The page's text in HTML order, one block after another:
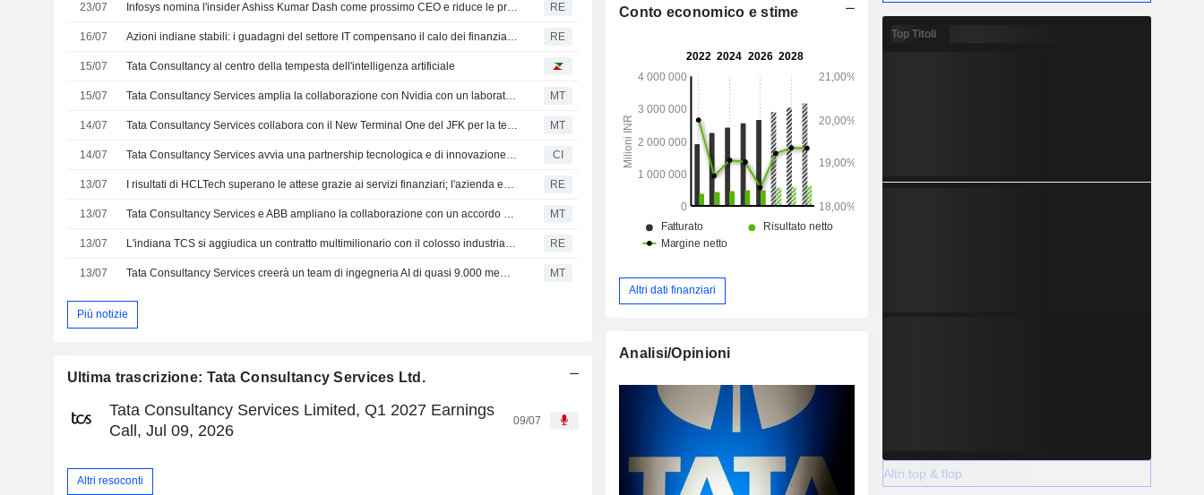
23/07 Infosys nomina l'insider Ashiss Kumar Dash come prossimo CEO e riduce le previsioni di crescita RE
16/07 Azioni indiane stabili: i guadagni del settore IT compensano il calo dei finanziari; pesa la situazione in Medio Oriente RE
15/07 Tata Consultancy al centro della tempesta dell'intelligenza artificiale
15/07 Tata Consultancy Services amplia la collaborazione con Nvidia con un laboratorio di IA a Bangalore MT
14/07 Tata Consultancy Services collabora con il New Terminal One del JFK per la tecnologia aeroportuale MT
14/07 Tata Consultancy Services avvia una partnership tecnologica e di innovazione con il New Terminal One dell'Aeroporto Internazionale John F. Kennedy CI
13/07 I risultati di HCLTech superano le attese grazie ai servizi finanziari; l'azienda entra nel settore dei data center RE
13/07 Tata Consultancy Services e ABB ampliano la collaborazione con un accordo pluriennale milionario MT
13/07 L'indiana TCS si aggiudica un contratto multimilionario con il colosso industriale ABB RE
13/07 Tata Consultancy Services creerà un team di ingegneria AI di quasi 9.000 membri e punta ad acquisizioni per espandere il business dell'intelligenza artificiale MT
Più notizie
Ultima trascrizione: Tata Consultancy Services Ltd.
Tata Consultancy Services Limited, Q1 2027 Earnings
Call, Jul 09, 2026
09/07
Altri resoconti
Conto economico e stime
Altri dati finanziari
Analisi/Opinioni
Top Titoli
Altri top & flop